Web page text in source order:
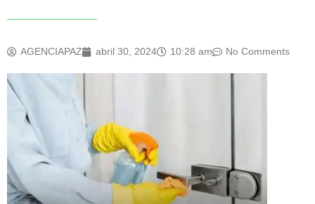
AGENCIAPAZ abril 30, 2024 10:28 am No Comments